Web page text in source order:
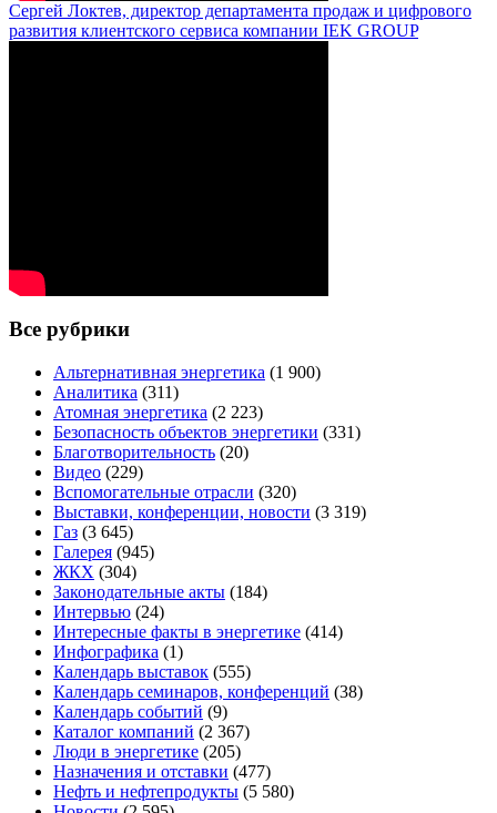
Сергей Локтев, директор департамента продаж и цифрового
развития клиентского сервиса компании IEK GROUP
Все рубрики
Альтернативная энергетика (1 900)
Аналитика (311)
Атомная энергетика (2 223)
Безопасность объектов энергетики (331)
Благотворительность (20)
Видео (229)
Вспомогательные отрасли (320)
Выставки, конференции, новости (3 319)
Газ (3 645)
Галерея (945)
ЖКХ (304)
Законодательные акты (184)
Интервью (24)
Интересные факты в энергетике (414)
Инфографика (1)
Календарь выставок (555)
Календарь семинаров, конференций (38)
Календарь событий (9)
Каталог компаний (2 367)
Люди в энергетике (205)
Назначения и отставки (477)
Нефть и нефтепродукты (5 580)